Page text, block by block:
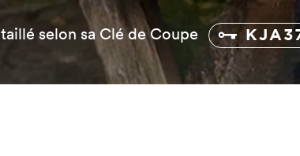
taillé selon sa Clé de Coupe